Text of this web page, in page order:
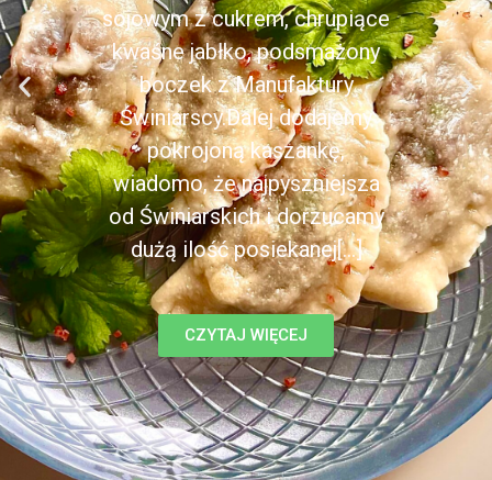
sojowym z cukrem, chrupiące
kwaśne jabłko, podsmażony
boczek z Manufaktury
Świniarscy.Dalej dodajemy
pokrojoną kaszankę,
wiadomo, że najpyszniejsza
od Świniarskich i dorzucamy
dużą ilość posiekanej[...]
CZYTAJ WIĘCEJ